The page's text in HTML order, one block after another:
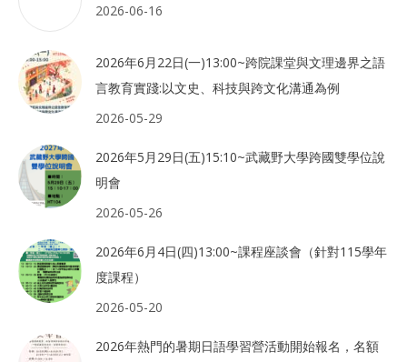
2026-06-16
2026年6月22日(一)13:00~跨院課堂與文理邊界之語
言教育實踐:以文史、科技與跨文化溝通為例
2026-05-29
2026年5月29日(五)15:10~武藏野大學跨國雙學位說
明會
2026-05-26
2026年6月4日(四)13:00~課程座談會（針對115學年
度課程）
2026-05-20
2026年熱門的暑期日語學習營活動開始報名，名額